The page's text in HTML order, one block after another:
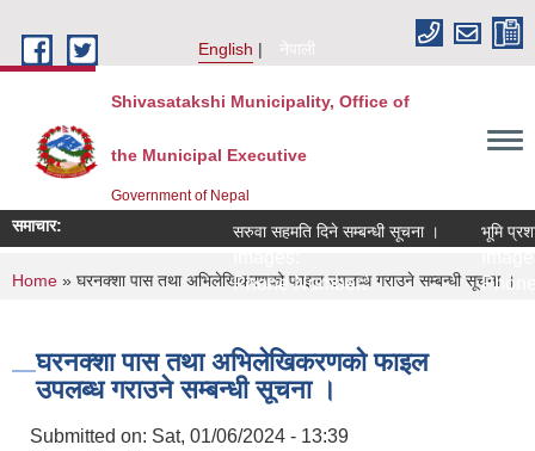
English
नेपाली
Shivasatakshi Municipality, Office of
the Municipal Executive
Government of Nepal
समाचार: सरुवा सहमति दिने सम्बन्धी सूचना ।
Phone Number:
भूमि
Phone
You are here
Home » घरनक्शा पास तथा अभिलेखिकरणको फाइल उपलब्ध गराउने सम्बन्धी सूचना ।
घरनक्शा पास तथा अभिलेखिकरणको फाइल
उपलब्ध गराउने सम्बन्धी सूचना ।
Submitted on: Sat, 01/06/2024 - 13:39